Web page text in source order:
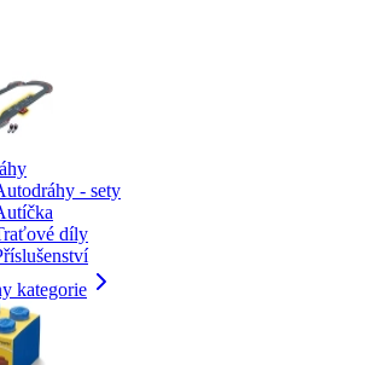
- sety
díly
kategorie